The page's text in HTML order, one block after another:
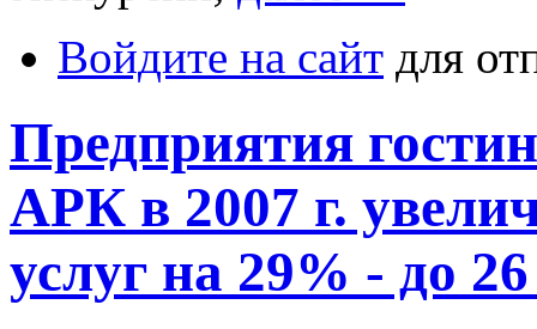
Войдите на сайт для
Предприятия
АРК в 2007 г.
услуг на 29% - до